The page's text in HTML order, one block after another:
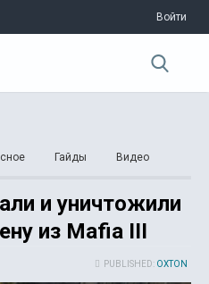
Войти
Гайды Видео
и уничтожили
из Mafia III
PUBLISHED: OXTON